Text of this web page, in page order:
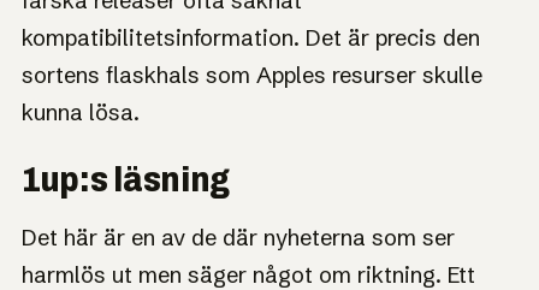
kompatibilitetsinformation. Det är precis den
sortens flaskhals som Apples resurser skulle
kunna lösa.
1up:s läsning
Det här är en av de där nyheterna som ser
harmlös ut men säger något om riktning. Ett